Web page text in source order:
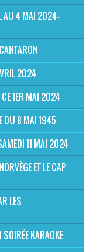
AU 4 MAI 2024 -
2024
1ER MAI 2024
DU 8 MAI 1945
11 MAI 2024
ET LE CAP
LES
KARAOKE